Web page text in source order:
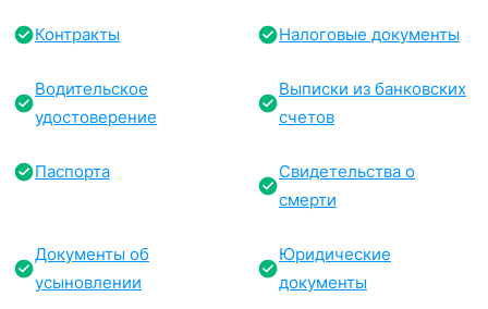
Контракты Налоговые документы
Водительское
удостоверение
Выписки из банковских
счетов
Паспорта
Свидетельства о
смерти
Документы об
усыновлении
Юридические
документы